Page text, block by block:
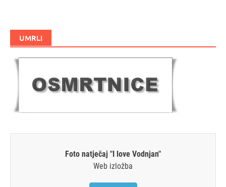
UMRLI
Foto natječaj "I love Vodnjan"
Web izložba